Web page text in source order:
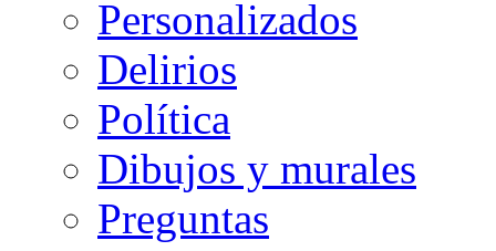
Personalizados
Delirios
Política
Dibujos y murales
Preguntas